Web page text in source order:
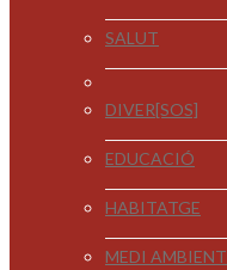
SALUT
DIVER[SOS]
EDUCACIÓ
HABITATGE
MEDI AMBIENT